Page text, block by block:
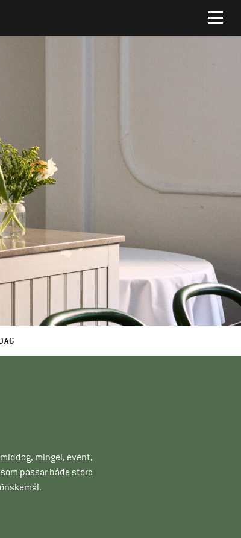
mingel, event,
passar både stora